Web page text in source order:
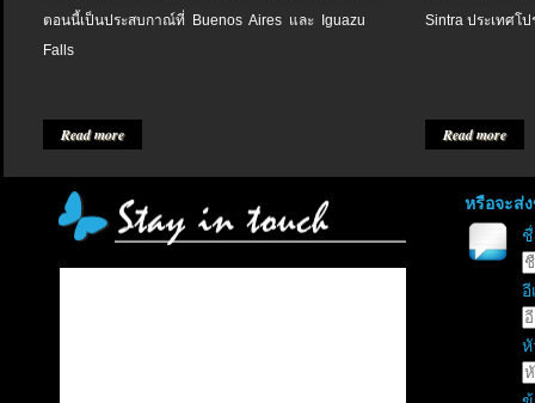
ตอนนี้เป็นประสบกาณ์ที่ Buenos Aires และ Iguazu
Falls
Read more
Sintra ประเทศโป
Read more
หรือจะส่
อี
หั